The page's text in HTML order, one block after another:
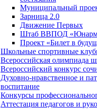
Муниципальный
Зарница 2.0
Движение Первых
Штаб ВВПОД
Проект «Билет в
Школьные спортивные
Всероссийская олимпиада
Всероссийский конкурс
Духовно-нравственное и
воспитание
Конкурсы
Аттестация педагогов и